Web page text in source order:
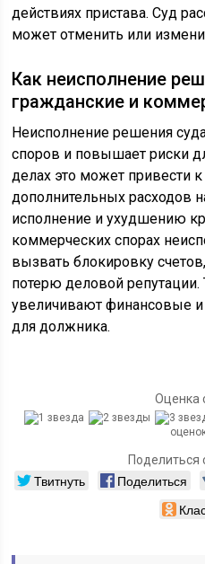
действиях пристава. Суд
может отменить или
Как неисполнение
гражданские и
Неисполнение решения
споров и повышает риски
делах это может привести
дополнительных расходов
исполнение и ухудшению
коммерческих спорах
вызвать блокировку
потерю деловой репутации.
увеличивают финансовые
для должника.
Оценка
Поделиться
Твитнуть Поделиться